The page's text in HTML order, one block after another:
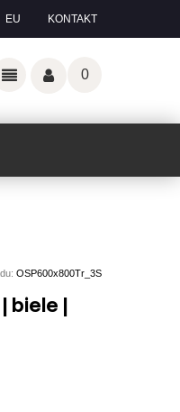
EU KONTAKT
0
OSP600x800Tr_3S
biele |